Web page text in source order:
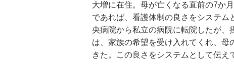
大増に在住。母が亡くなる直前の7か
であれば、看護体制の良さをシステ
央病院から私立の病院に転院したが、
は、家族の希望を受け入れてくれ、
きた。この良さをシステムとして伝え